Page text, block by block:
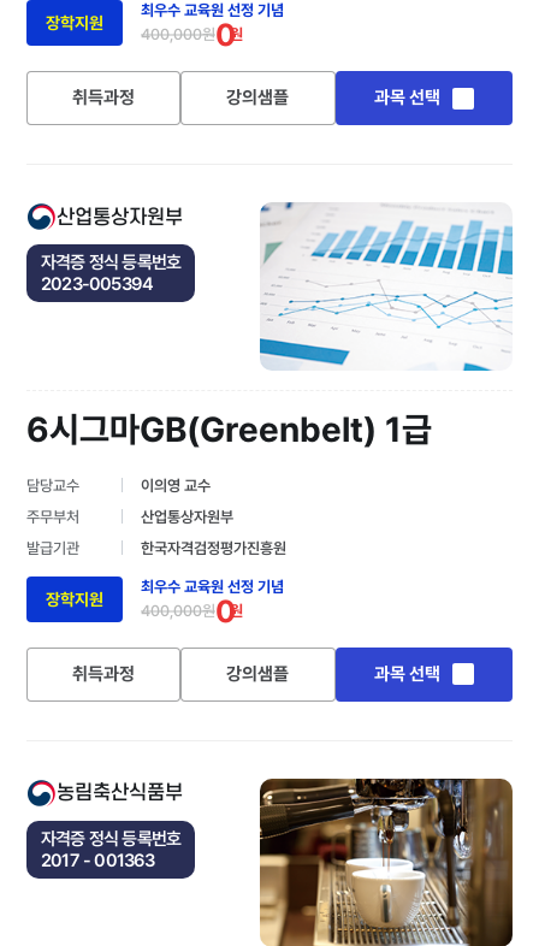
장학지원
최우수 교육원 선정 기념
400,000원0원
취득과정 강의샘플 과목 선택
산업통상자원부
자격증 정식 등록번호
2023-005394
6시그마GB(Greenbelt) 1급
담당교수
이의영 교수
주무부처
산업통상자원부
발급기관
한국자격검정평가진흥원
장학지원
최우수 교육원 선정 기념
400,000원0원
취득과정 강의샘플 과목 선택
농림축산식품부
자격증 정식 등록번호
2017 - 001363